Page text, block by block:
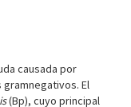
causada por
El
(Bp), cuyo principal